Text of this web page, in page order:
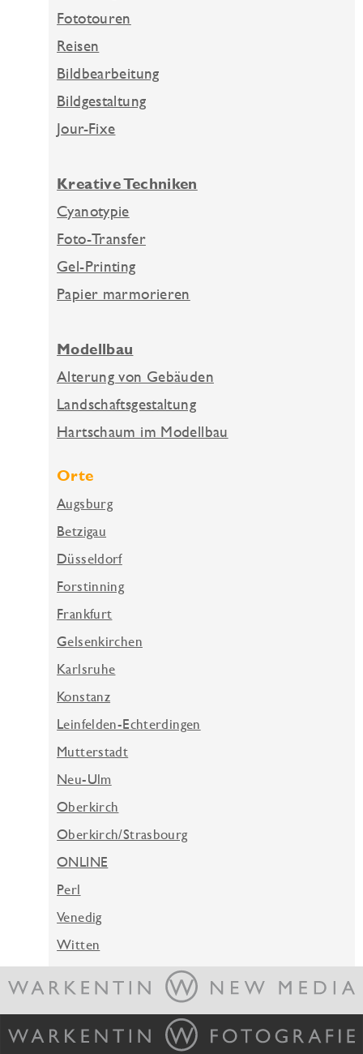
Fototouren
Reisen
Bildbearbeitung
Bildgestaltung
Jour-Fixe
Kreative Techniken
Cyanotypie
Foto-Transfer
Gel-Printing
Papier marmorieren
Modellbau
Alterung von Gebäuden
Landschaftsgestaltung
Hartschaum im Modellbau
Orte
Augsburg
Betzigau
Düsseldorf
Forstinning
Frankfurt
Gelsenkirchen
Karlsruhe
Konstanz
Leinfelden-Echterdingen
Mutterstadt
Neu-Ulm
Oberkirch
Oberkirch/Strasbourg
ONLINE
Perl
Venedig
Witten